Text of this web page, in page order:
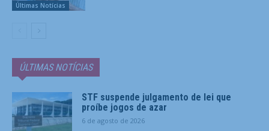
Últimas Notícias
ÚLTIMAS NOTÍCIAS
STF suspende julgamento de lei que
proíbe jogos de azar
6 de agosto de 2026